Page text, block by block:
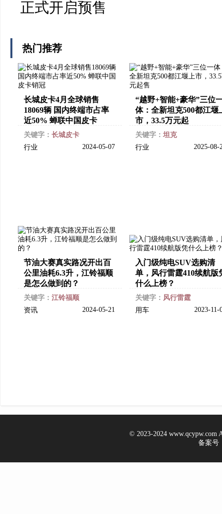
正式开启预售
热门推荐
长城皮卡4月全球销售
18069辆 国内终端市占率
近50% 蝉联中国皮卡
关键字： 长城皮卡
行业
2024-05-07
“越野+智能+豪华”三位
体：全新坦克500都江堰
市，33.5万元起
关键字： 坦克
行业
2025-
节油大赛真实路况开出百
公里油耗6.3升，江铃福顺
是怎么做到的？
关键字： 江铃福顺
资讯
2024-05-21
入门级纯电SUV选购清
单，风行雷霆410续航版
什么上榜？
关键字： 风行雷霆
用车
2023-
© 2023-2024 www.qcypw.com
备案号